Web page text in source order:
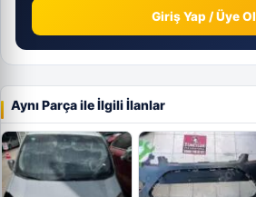
Giriş Yap / Üye Ol
Aynı Parça ile İlgili İlanlar